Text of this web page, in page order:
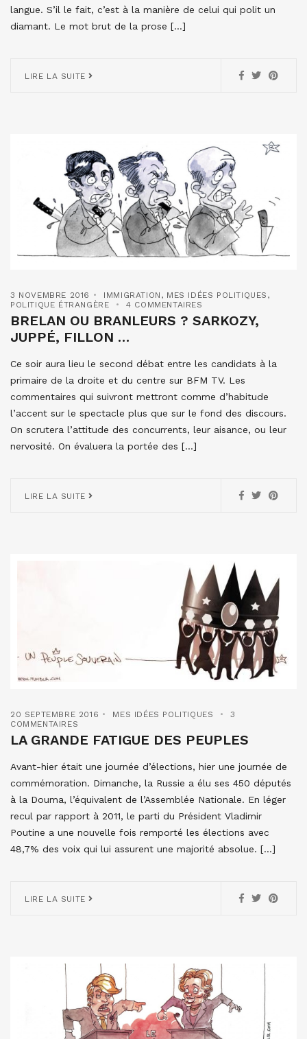
langue. S’il le fait, c’est à la manière de celui qui polit un
diamant. Le mot brut de la prose […]
LIRE LA SUITE
3 NOVEMBRE 2016 IMMIGRATION , MES IDÉES POLITIQUES ,
POLITIQUE ÉTRANGÈRE
4 COMMENTAIRES
BRELAN OU BRANLEURS ? SARKOZY,
JUPPÉ, FILLON …
Ce soir aura lieu le second débat entre les candidats à la
primaire de la droite et du centre sur BFM TV. Les
commentaires qui suivront mettront comme d’habitude
l’accent sur le spectacle plus que sur le fond des discours.
On scrutera l’attitude des concurrents, leur aisance, ou leur
nervosité. On évaluera la portée des […]
LIRE LA SUITE
20 SEPTEMBRE 2016 MES IDÉES POLITIQUES
3
COMMENTAIRES
LA GRANDE FATIGUE DES PEUPLES
Avant-hier était une journée d’élections, hier une journée de
commémoration. Dimanche, la Russie a élu ses 450 députés
à la Douma, l’équivalent de l’Assemblée Nationale. En léger
recul par rapport à 2011, le parti du Président Vladimir
Poutine a une nouvelle fois remporté les élections avec
48,7% des voix qui lui assurent une majorité absolue. […]
LIRE LA SUITE